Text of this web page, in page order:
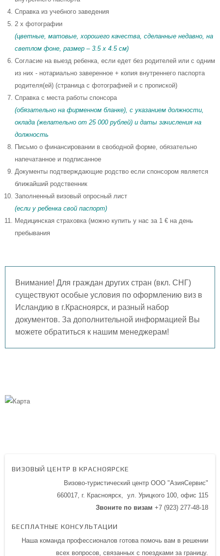
Справка из учебного заведения
2 x фотографии
(цветные, матовые, хорошего качества, сделанные недавно, на
светлом фоне, размер – 3.5 x 4.5 см)
Согласие на выезд ребенка, если едет без родителей или с одним
из них - нотариально заверенное + копия внутреннего паспорта
родителя(ей) (страница с фотографией и с пропиской)
Справка с места работы спонсора
(обязательно на фирменном бланке), с указанием должности,
оклада (желательно от 25 000 рублей) и даты зачисления на
должность
Письмо о финансировании в свободной форме, обязательно
напечатанное и подписанное
Документы подтверждающие родство если спонсором является
ближайший родственник
Заполненный визовый опросный лист
(если у ребенка свой паспорт)
Медицинская страховка (можно купить у нас за 1 € на день
пребывания
Внимание! Для граждан других стран (вкл. СНГ)
существуют особые условия по оформлению виз в
Исландию в г.Красноярск, и разный набор
документов. За дополнительной информацией Вы
можете обратиться к нашим менеджерам!
ВИЗОВЫЙ ЦЕНТР В КРАСНОЯРСКЕ
Визово-туристический центр ООО "АзияСервис"
660017, г. Красноярск,
ул. Урицкого 100, офис 115
Звоните по визам +7 (923) 277-48-18
БЕСПЛАТНЫЕ КОНСУЛЬТАЦИИ
Наша команда профессионалов готова помочь вам в решении
всех вопросов, связанных с поездками за границу.